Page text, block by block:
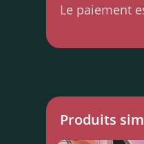
Le paiement
Produits